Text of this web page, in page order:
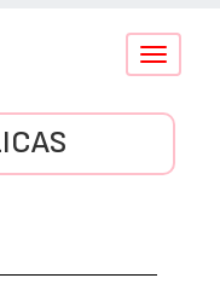
Conmutar